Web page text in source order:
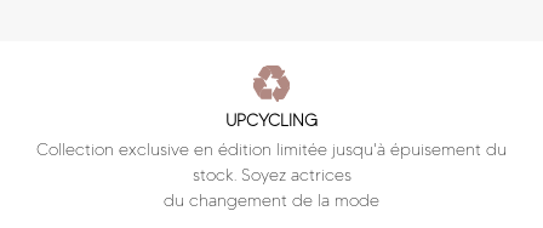
UPCYCLING
Collection exclusive en édition limitée jusqu'à épuisement du
stock. Soyez actrices
du changement de la mode